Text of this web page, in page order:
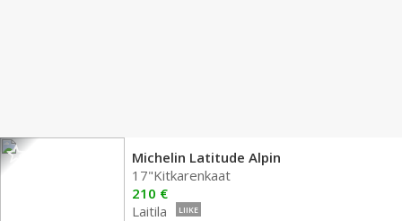
Michelin Latitude Alpin
17"Kitkarenkaat
210 €
Laitila
LIIKE